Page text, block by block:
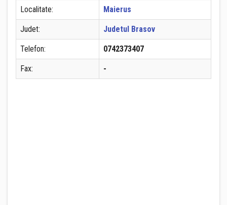
Localitate: Maierus
Judet: Judetul Brasov
Telefon: 0742373407
Fax: -